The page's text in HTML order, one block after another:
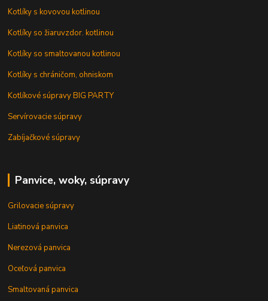
Kotlíky s kovovou kotlinou
Kotlíky so žiaruvzdor. kotlinou
Kotlíky so smaltovanou kotlinou
Kotlíky s chráničom, ohniskom
Kotlíkové súpravy BIG PARTY
Servírovacie súpravy
Zabíjačkové súpravy
Panvice, woky, súpravy
Grilovacie súpravy
Liatinová panvica
Nerezová panvica
Oceľová panvica
Smaltovaná panvica